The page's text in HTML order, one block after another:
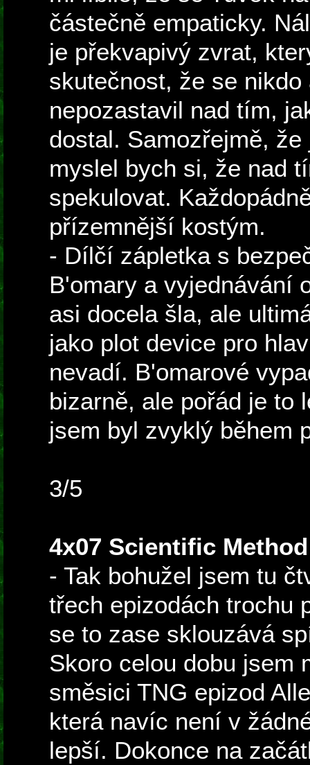
částečně empaticky.
je překvapivý zvrat,
skutečnost, že se
nepozastavil nad tím,
dostal. Samozřejmě,
myslel bych si, že nad
spekulovat.
přízemnější kostým.
- Dílčí zápletka s
B'omary a vyjednávání
asi docela šla, ale
jako plot device pro
nevadí. B'omarové
bizarně, ale pořád je to
jsem byl zvyklý během
3/5
4x07 Scientific Method
- Tak bohužel jsem tu
třech epizodách trochu
se to zase sklouzává
Skoro celou dobu jsem
směsici TNG epizod
která navíc není v
lepší. Dokonce na